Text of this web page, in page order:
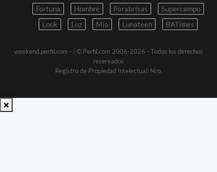
Fortuna
Hombre Parabrisas
Supercampo
Look
Luz Mia Lunateen BATimes
weekend.perfil.com -
| © Perfil.com 2006-2026 - Todos los derechos
reservados
Registro de Propiedad Intelectual: Nro.